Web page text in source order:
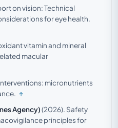
on vision: Technical
for eye health.
vitamin and mineral
macular
micronutrients
↑
Agency)(2026). Safety
principles for